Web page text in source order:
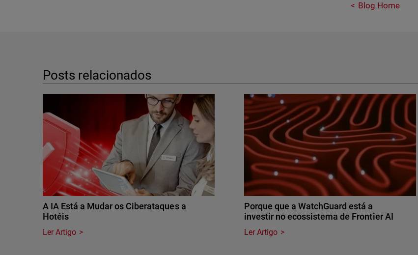
Blog Home
Posts relacionados
A IA Está a Mudar os Ciberataques a
Hotéis
Ler Artigo
Porque que a WatchGuard está a
investir no ecossistema de Frontier AI
Ler Artigo